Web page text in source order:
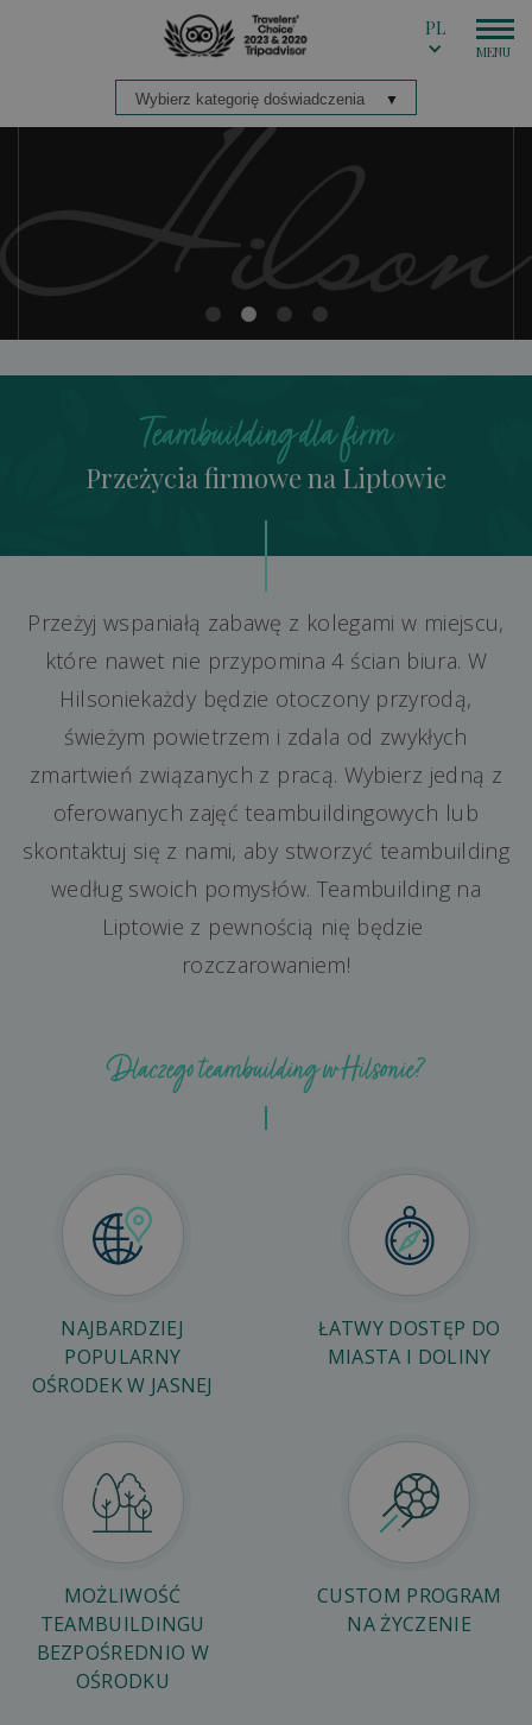
PL
Teambuilding dla firm
Przeżycia firmowe na Liptowie
Przeżyj wspaniałą zabawę z kolegami w miejscu,
które nawet nie przypomina 4 ścian biura. W
Hilsoniekażdy będzie otoczony przyrodą,
świeżym powietrzem i zdala od zwykłych
zmartwień związanych z pracą. Wybierz jedną z
oferowanych zajęć teambuildingowych lub
skontaktuj się z nami, aby stworzyć teambuilding
według swoich pomysłów. Teambuilding na
Liptowie z pewnością nię będzie
rozczarowaniem!
Dlaczego teambuilding w Hilsonie?
NAJBARDZIEJ
POPULARNY
OŚRODEK W JASNEJ
ŁATWY DOSTĘP DO
MIASTA I DOLINY
MOŻLIWOŚĆ
TEAMBUILDINGU
BEZPOŚREDNIO W
OŚRODKU
CUSTOM PROGRAM
NA ŻYCZENIE